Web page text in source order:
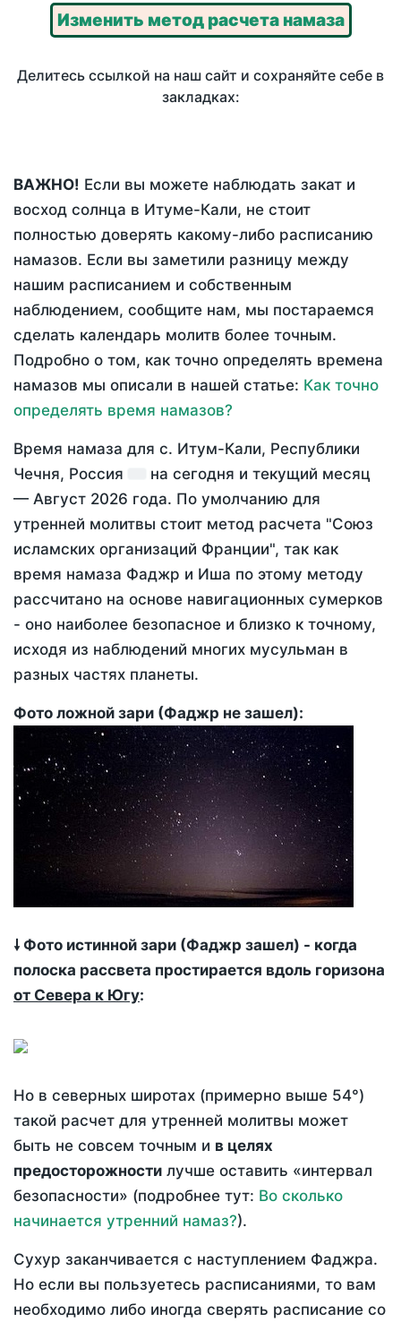
Изменить метод расчета намаза
Делитесь ссылкой на наш сайт и сохраняйте себе в
закладках:
ВАЖНО! Если вы можете наблюдать закат и
восход солнца в Итуме-Кали, не стоит
полностью доверять какому-либо расписанию
намазов. Если вы заметили разницу между
нашим расписанием и собственным
наблюдением, сообщите нам, мы постараемся
сделать календарь молитв более точным.
Подробно о том, как точно определять времена
намазов мы описали в нашей статье: Как точно
определять время намазов?
Время намаза для с. Итум-Кали, Республики
Чечня, Россия
на сегодня и текущий месяц
— Август 2026 года. По умолчанию для
утренней молитвы стоит метод расчета "Союз
исламских организаций Франции", так как
время намаза Фаджр и Иша по этому методу
рассчитано на основе навигационных сумерков
- оно наиболее безопасное и близко к точному,
исходя из наблюдений многих мусульман в
разных частях планеты.
Фото ложной зари (Фаджр не зашел):
🠗 Фото истинной зари (Фаджр зашел) - когда
полоска рассвета простирается вдоль горизона
от Севера к Югу:
Но в северных широтах (примерно выше 54°)
такой расчет для утренней молитвы может
быть не совсем точным и в целях
предосторожности лучше оставить «интервал
безопасности» (подробнее тут: Во сколько
начинается утренний намаз?).
Сухур заканчивается с наступлением Фаджра.
Но если вы пользуетесь расписаниями, то вам
необходимо либо иногда сверять расписание со